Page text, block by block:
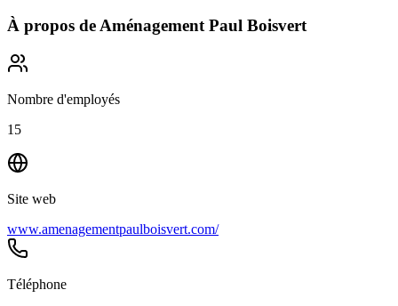
À propos deAménagement Paul Boisvert
Nombre d'employés
15
Site web
www.amenagementpaulboisvert.com/
Téléphone